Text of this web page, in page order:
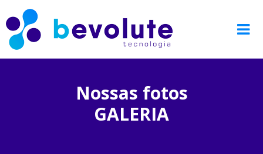
Nossas fotos
GALERIA